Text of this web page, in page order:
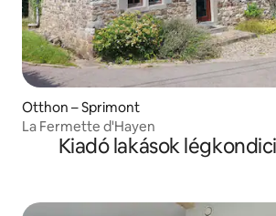
Otthon – Sprimont
La Fermette d'Hayen
Kiadó lakások